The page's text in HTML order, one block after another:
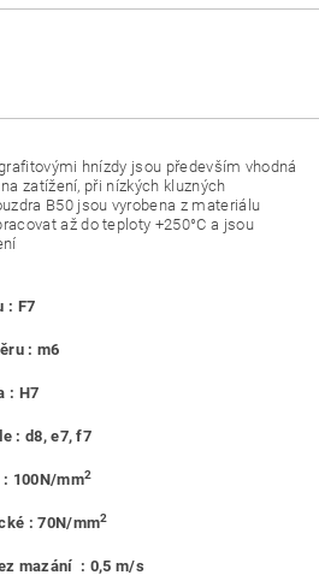
hnízdy jsou především vhodná
zatížení, při nízkých kluzných
B50 jsou vyrobena z materiálu
až do teploty +250°C a jsou
: F7
: m6
: H7
: d8, e7, f7
100N/mm2
: 70N/mm2
mazání : 0,5 m/s